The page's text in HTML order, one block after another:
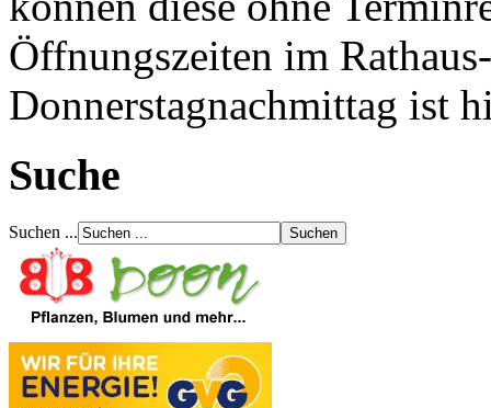
Öffnungszeiten im
Donnerstagnachmittag ist
Suche
Suchen ...